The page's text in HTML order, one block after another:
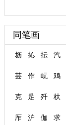
同笔画
坜 抋 抎 汽
芸 作 岏 鸡
克 辵 歼 杕
厏 沪 伽 求